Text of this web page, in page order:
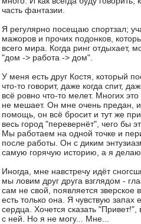
часть фантазии.
Я регулярно посещаю спортзал;
мажоров и прочих подонков,
всего мира. Когда ринг отдыхает,
"дом -> работа -> дом".
У меня есть друг Костя, который
что-то говорит, даже когда спит,
всё ровно что-то мелет. Многих
не мешает. Он мне очень предан,
помощь, он всё бросит и тут же
весь город "перевернёт", чего бы
Мы работаем на одной точке и
после работы. Он с диким
самую горячую историю, а я
Иногда, мне навстречу идёт
мы ловим друг друга взглядом -
сам не свой, появляется зверское
есть только она. Я чувствую запах
сердца. Хочется сказать "Привет!",
с ней. Но я не могу... Мне...